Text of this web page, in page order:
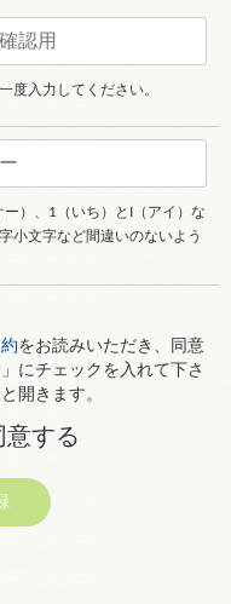
度入力してください。
）、1（いち）とI（アイ）な
小文字など間違いのないよう
をお読みいただき、同意
にチェックを入れて下さ
開きます。
意する